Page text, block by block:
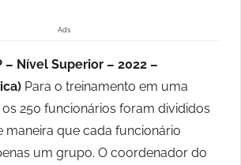
Ads
– Nível Superior – 2022 –
Para o treinamento em uma
250 funcionários foram divididos
maneira que cada funcionário
um grupo. O coordenador do